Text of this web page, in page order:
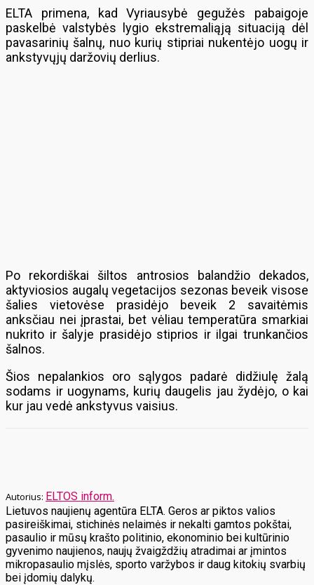
ELTA primena, kad Vyriausybė gegužės pabaigoje
paskelbė valstybės lygio ekstremaliąją situaciją dėl
pavasarinių šalnų, nuo kurių stipriai nukentėjo uogų ir
ankstyvųjų daržovių derlius.
Po rekordiškai šiltos antrosios balandžio dekados,
aktyviosios augalų vegetacijos sezonas beveik visose
šalies vietovėse prasidėjo beveik 2 savaitėmis
anksčiau nei įprastai, bet vėliau temperatūra smarkiai
nukrito ir šalyje prasidėjo stiprios ir ilgai trunkančios
šalnos.
Šios nepalankios oro sąlygos padarė didžiulę žalą
sodams ir uogynams, kurių daugelis jau žydėjo, o kai
kur jau vedė ankstyvus vaisius.
ELTOS inform.
Lietuvos naujienų agentūra ELTA. Geros ar piktos valios
pasireiškimai, stichinės nelaimės ir nekalti gamtos pokštai,
pasaulio ir mūsų krašto politinio, ekonominio bei kultūrinio
gyvenimo naujienos, naujų žvaigždžių atradimai ar įmintos
mikropasaulio mįslės, sporto varžybos ir daug kitokių svarbių
bei įdomių dalykų.